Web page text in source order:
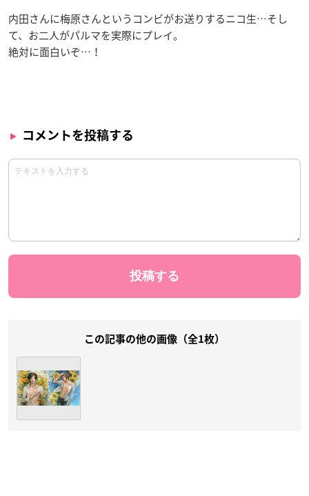
内田さんに梅原さんというコンビがお送りするニコ生…そし
て、お二人がパルマを実際にプレイ。
絶対に面白いぞ…！
コメントを投稿する
この記事の他の画像（全1枚）